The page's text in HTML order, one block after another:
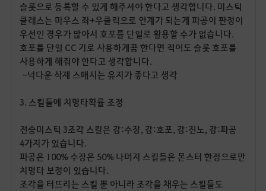
슬롯으로 등록할 수 있게 해주셔야 한다고 생각합니다. 미스틱
클래스는 마우스 좌+우클릭으로 연계가 되는게 파공이 판정이
우선인 경우가 많아서 호포를 단일로 활용할 수가 없습니다.
호포를 단일 CC 기로 사용하게끔 한다면 적어도 슬롯 호포를
사용하게 해줘야 한다고 생각합니다.
-넉다운 삭제 스매시는 유지가 좋다고 생각
3. 스킬들에 치명타확률 조정
전승미스틱 3조각 스킬은 강:수장, 강:호포, 강:진노, 강:파공
4가지가 있습니다.
파공은 100% 수장은 50% 나머지 스킬들은 몬스터 한정으로만
치명타 보정이 있습니다.
조각을 터뜨리는 스킬 뿐 아니라 조각을 채우는 스킬들도